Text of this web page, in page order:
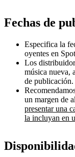
Fechas de
Especifica la
oyentes en
Los
música nueva,
de publicación.
un margen de
presentar una
la incluyan en